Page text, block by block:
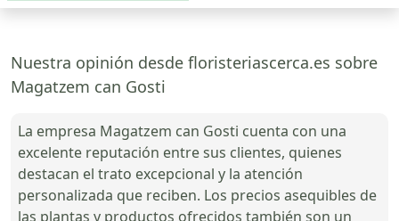
Nuestra opinión desde floristeriascerca.es sobre
Magatzem can Gosti
La empresa Magatzem can Gosti cuenta con una
excelente reputación entre sus clientes, quienes
destacan el trato excepcional y la atención
personalizada que reciben. Los precios asequibles de
las plantas y productos ofrecidos también son un